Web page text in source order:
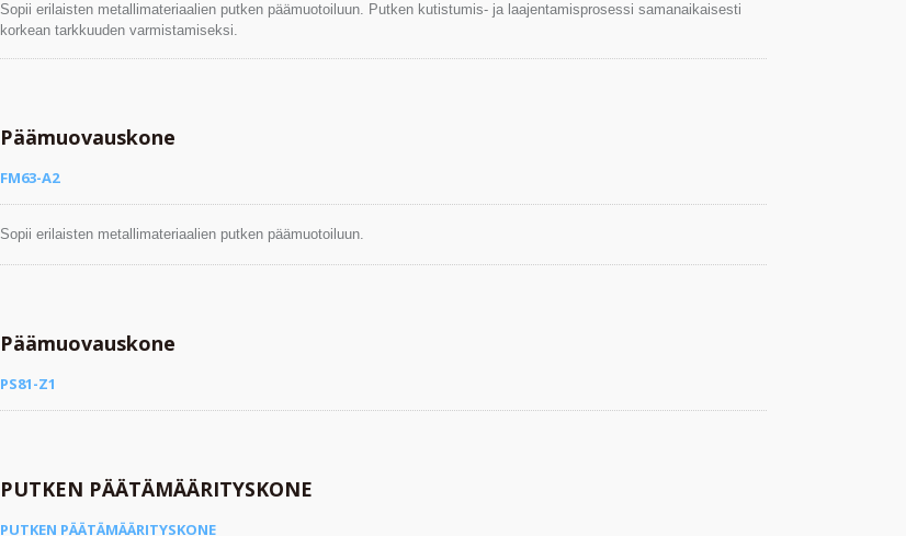
Sopii erilaisten metallimateriaalien putken päämuotoiluun. Putken kutistumis- ja laajentamisprosessi samanaikaisesti
korkean tarkkuuden varmistamiseksi.
Päämuovauskone
FM63-A2
Sopii erilaisten metallimateriaalien putken päämuotoiluun.
Päämuovauskone
PS81-Z1
PUTKEN PÄÄTÄMÄÄRITYSKONE
PUTKEN PÄÄTÄMÄÄRITYSKONE